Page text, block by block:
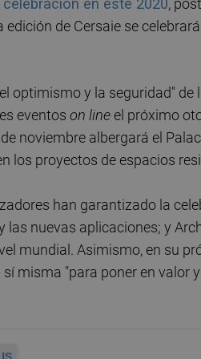
en este 2020,
de Cersaie se
optimismo y la seguridad" de
eventos on line el próximo
noviembre albergará el
los proyectos de espacios
han garantizado la
las nuevas aplicaciones; y
mundial. Asimismo, en su
misma "para poner en valor